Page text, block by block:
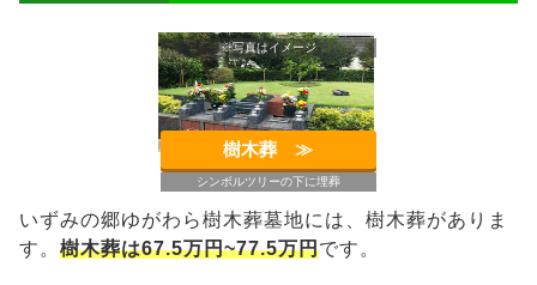
シンボルツリーの下に埋葬
※写真はイメージ
樹木葬 ≫︎
いずみの郷ゆがわら樹木葬墓地には、樹木葬がありま
す。 樹木葬は67.5万円~77.5万円です。